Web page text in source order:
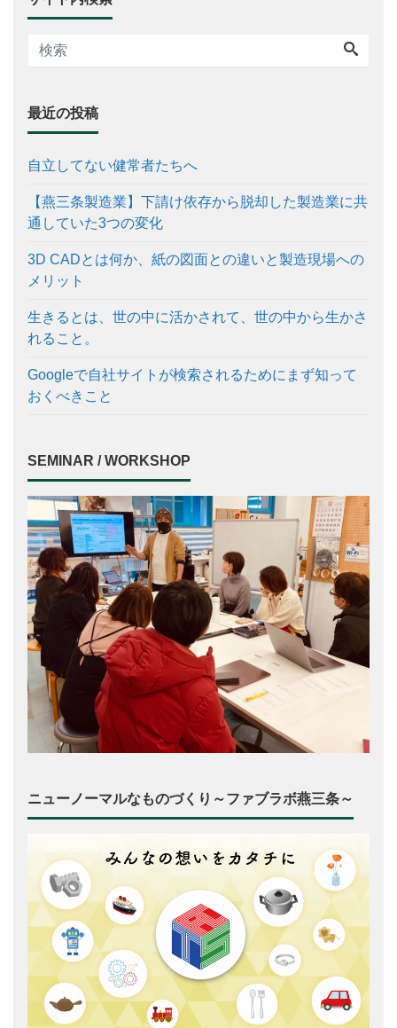
最近の投稿
自立してない健常者たちへ
【燕三条製造業】下請け依存から脱却した製造業に共
通していた3つの変化
3D CADとは何か、紙の図面との違いと製造現場への
メリット
生きるとは、世の中に活かされて、世の中から生かさ
れること。
Googleで自社サイトが検索されるためにまず知って
おくべきこと
SEMINAR / WORKSHOP
ニューノーマルなものづくり～ファブラボ燕三条～